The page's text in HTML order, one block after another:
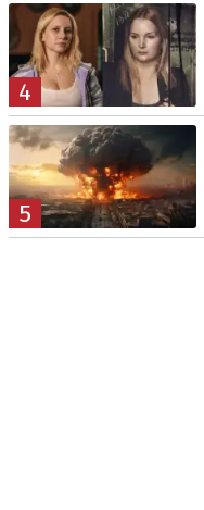
4
5